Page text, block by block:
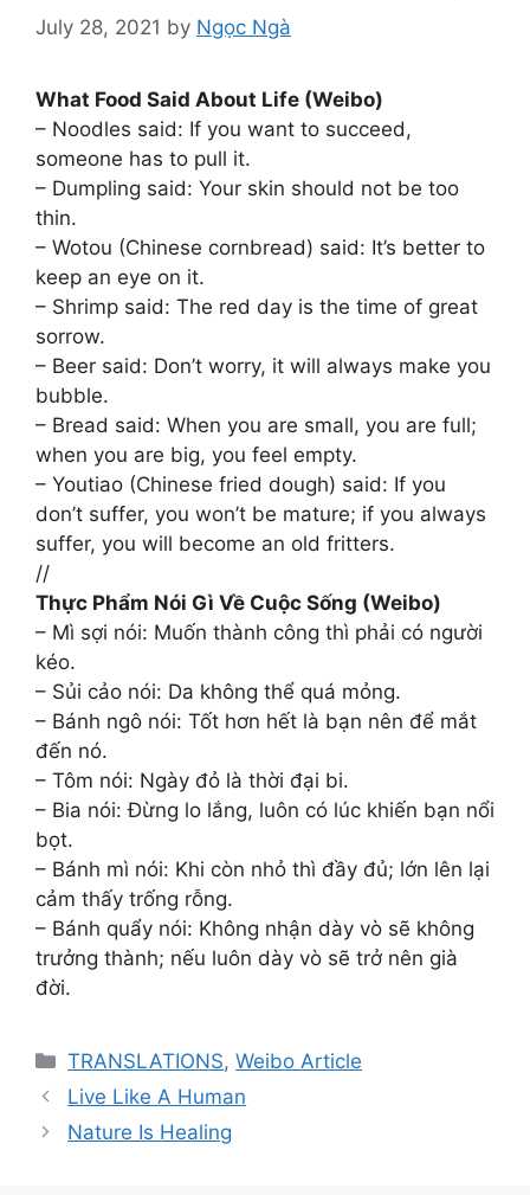
July 28, 2021 by Ngọc Ngà
What Food Said About Life (Weibo)
– Noodles said: If you want to succeed,
someone has to pull it.
– Dumpling said: Your skin should not be too
thin.
– Wotou (Chinese cornbread) said: It’s better to
keep an eye on it.
– Shrimp said: The red day is the time of great
sorrow.
– Beer said: Don’t worry, it will always make you
bubble.
– Bread said: When you are small, you are full;
when you are big, you feel empty. ​​​
– Youtiao (Chinese fried dough) said: If you
don’t suffer, you won’t be mature; if you always
suffer, you will become an old fritters.
//
Thực Phẩm Nói Gì Về Cuộc Sống (Weibo)
– Mì sợi nói: Muốn thành công thì phải có người
kéo.
– Sủi cảo nói: Da không thể quá mỏng.
– Bánh ngô nói: Tốt hơn hết là bạn nên để mắt
đến nó.
– Tôm nói: Ngày đỏ là thời đại bi.
– Bia nói: Đừng lo lắng, luôn có lúc khiến bạn nổi
bọt.
– Bánh mì nói: Khi còn nhỏ thì đầy đủ; lớn lên lại
cảm thấy trống rỗng.
– Bánh quẩy nói: Không nhận dày vò sẽ không
trưởng thành; nếu luôn dày vò sẽ trở nên già
đời.
Categories
TRANSLATIONS,Weibo Article
Live Like A Human
Nature Is Healing